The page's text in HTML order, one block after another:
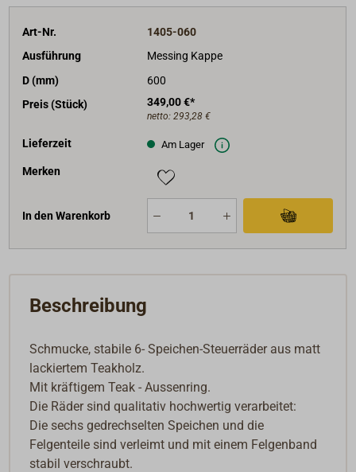
Art-Nr.
1405-060
Ausführung
Messing Kappe
D (mm)
600
Preis (Stück)
349,00 €*
netto: 293,28 €
Lieferzeit Am Lager
Merken
In den Warenkorb
Beschreibung
Schmucke, stabile 6- Speichen-Steuerräder aus matt
lackiertem Teakholz.
Mit kräftigem Teak - Aussenring.
Die Räder sind qualitativ hochwertig verarbeitet:
Die sechs gedrechselten Speichen und die
Felgenteile sind verleimt und mit einem Felgenband
stabil verschraubt.